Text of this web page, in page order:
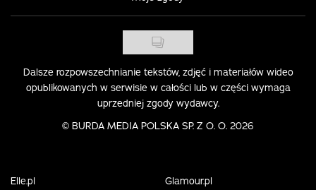
Dalsze rozpowszechnianie tekstów, zdjęć i materiałów wideo
opublikowanych w serwisie w całości lub w części wymaga
uprzedniej zgody wydawcy.
© BURDA MEDIA POLSKA SP. Z O. O. 2026
Elle.pl
Glamour.pl